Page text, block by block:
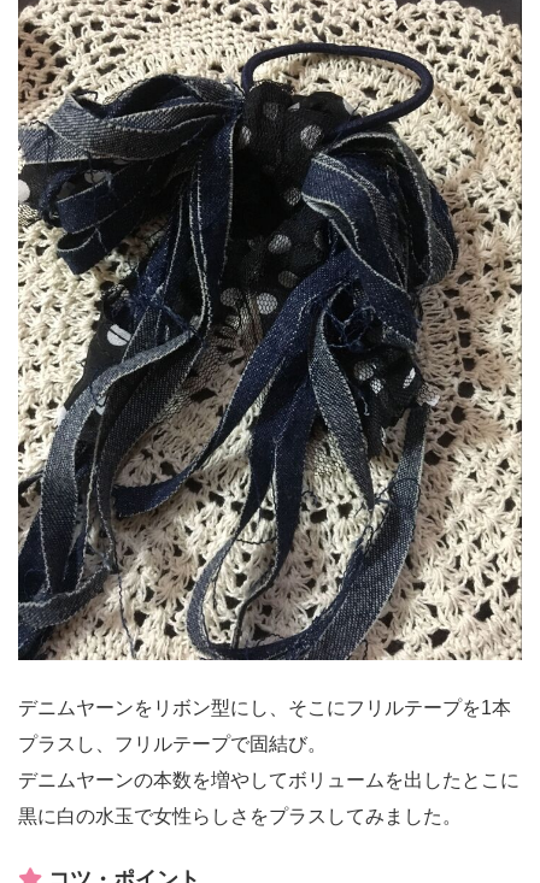
デニムヤーンをリボン型にし、そこにフリルテープを1本
プラスし、フリルテープで固結び。
デニムヤーンの本数を増やしてボリュームを出したとこに
黒に白の水玉で女性らしさをプラスしてみました。